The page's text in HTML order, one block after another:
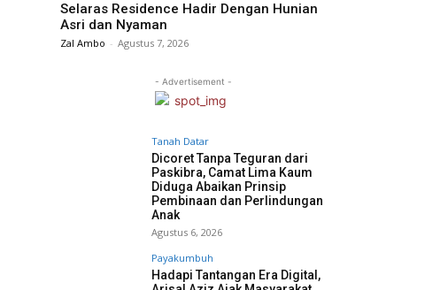
Selaras Residence Hadir Dengan Hunian
Asri dan Nyaman
Zal Ambo - Agustus 7, 2026
- Advertisement -
Tanah Datar
Dicoret Tanpa Teguran dari
Paskibra, Camat Lima Kaum
Diduga Abaikan Prinsip
Pembinaan dan Perlindungan
Anak
Agustus 6, 2026
Payakumbuh
Hadapi Tantangan Era Digital,